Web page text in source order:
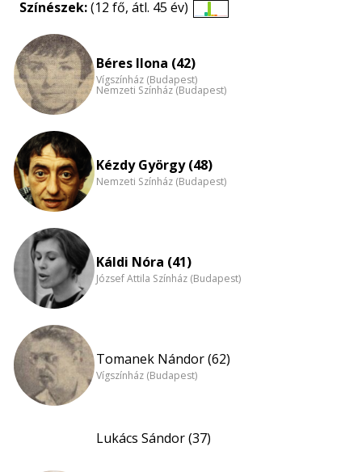
Színészek:(12 fő, átl. 45 év)
Életkori
Béres Ilona (42)
Vígszínház (Budapest)
Nemzeti Színház (Budapest)
Kézdy György (48)
Nemzeti Színház (Budapest)
Káldi Nóra (41)
József Attila Színház (Budapest)
Tomanek Nándor (62)
Vígszínház (Budapest)
Lukács Sándor (37)